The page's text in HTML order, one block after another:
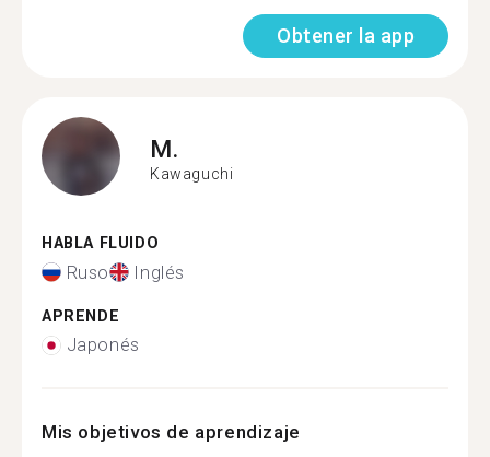
Obtener la app
M.
Kawaguchi
HABLA FLUIDO
Ruso Inglés
APRENDE
Japonés
Mis objetivos de aprendizaje